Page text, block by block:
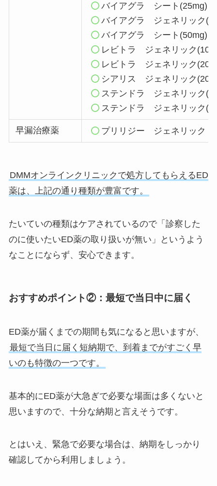
バイアグラ シート(25mg)
バイアグラ ジェネリック
バイアグラ シート(50mg)
レビトラ ジェネリック
レビトラ ジェネリック
シアリス ジェネリック
ステンドラ ジェネリック(
ステンドラ ジェネリック(
早漏治療薬 プリリジー ジェネリック
DMMオンラインクリニックで処方してもらえるED
薬は、上記の通り種類が豊富です。
たいていの種類はケアされているので「診察した
のに使いたいED薬の取り扱いが無い」というよう
なことにならず、安心できます。
おすすめポイント②：最短で当日中に届く
ED薬が届くまでの期間も気になると思いますが、
最短で当日に届く短納期で、到着までがすごく早
いのも特徴の一つです。
基本的にED薬が大急ぎで必要な場面は多くないと
思いますので、十分な納期と言えそうです。
とはいえ、緊急で必要な場合は、納期をしっかり
確認してから利用しましょう。